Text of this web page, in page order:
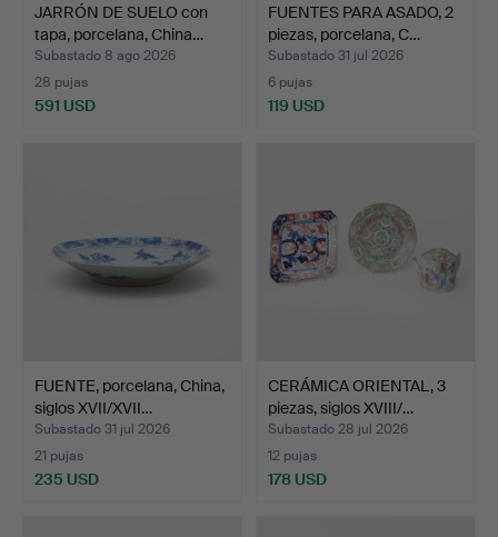
JARRÓN DE SUELO con
tapa, porcelana, China…
Subastado 8 ago 2026
28 pujas
591 USD
FUENTES PARA ASADO, 2
piezas, porcelana, C…
Subastado 31 jul 2026
6 pujas
119 USD
FUENTE, porcelana, China,
siglos XVII/XVII…
Subastado 31 jul 2026
21 pujas
235 USD
CERÁMICA ORIENTAL, 3
piezas, siglos XVIII/…
Subastado 28 jul 2026
12 pujas
178 USD